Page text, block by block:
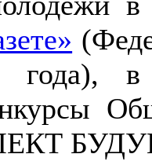
года),